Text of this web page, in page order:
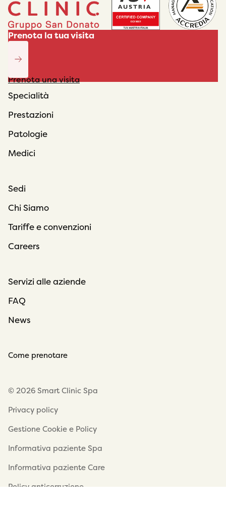
Prenota la tua visita
Prenota una visita
Specialità
Prestazioni
Patologie
Medici
Sedi
Chi Siamo
Tariffe e convenzioni
Careers
Servizi alle aziende
FAQ
News
Come prenotare
© 2026 Smart Clinic Spa
Privacy policy
Gestione Cookie e Policy
Informativa paziente Spa
Informativa paziente Care
Policy anticorruzione